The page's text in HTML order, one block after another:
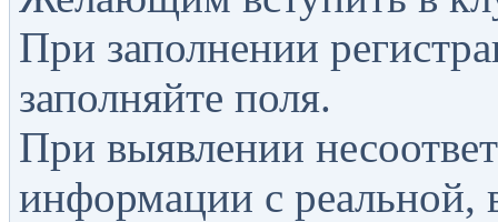
При заполнении
заполняйте поля.
При выявлении
информации с реальной,